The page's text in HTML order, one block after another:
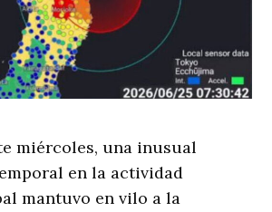
miércoles, una inusual
en la actividad
mantuvo en vilo a la